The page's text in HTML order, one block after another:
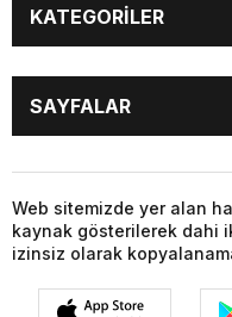
KATEGORİLER
BURÇLAR
CANLI SONUÇLAR
COVID-19
FİRMA EKLE
GAZETE OKU
HABER GÖNDER
NÖBETÇİ ECZANELER
SAYFALAR
CANLI SONUÇLAR
COVID-19
FİRMA EKLE
GAZETE OKU
Web sitemizde yer alan
kaynak gösterilerek dahi
izinsiz olarak